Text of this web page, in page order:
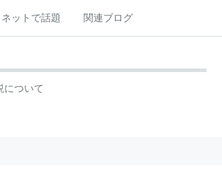
ネットで話題 関連ブログ
について